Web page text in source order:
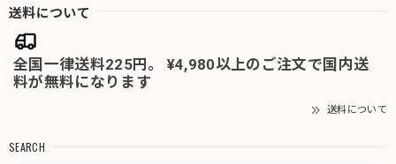
送料について
全国一律送料225円。 ¥4,980以上のご注文で国内送
料が無料になります
送料について
SEARCH